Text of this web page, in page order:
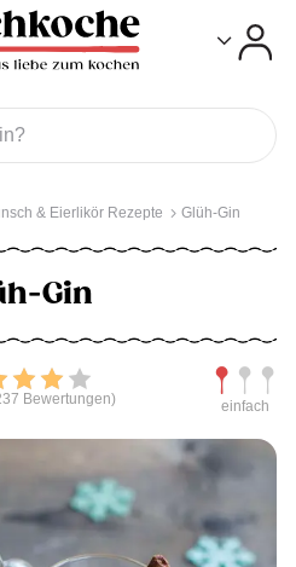
& Eierlikör Rezepte Glüh-Gin
Gin
Bewerten
Bewertungen) einfach